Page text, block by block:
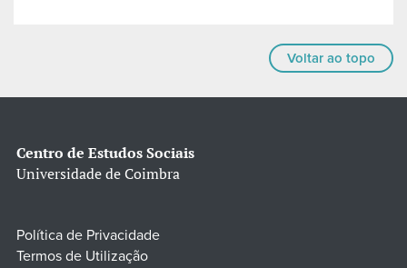
Voltar ao topo
Centro de Estudos Sociais
Universidade de Coimbra
Política de Privacidade
Termos de Utilização